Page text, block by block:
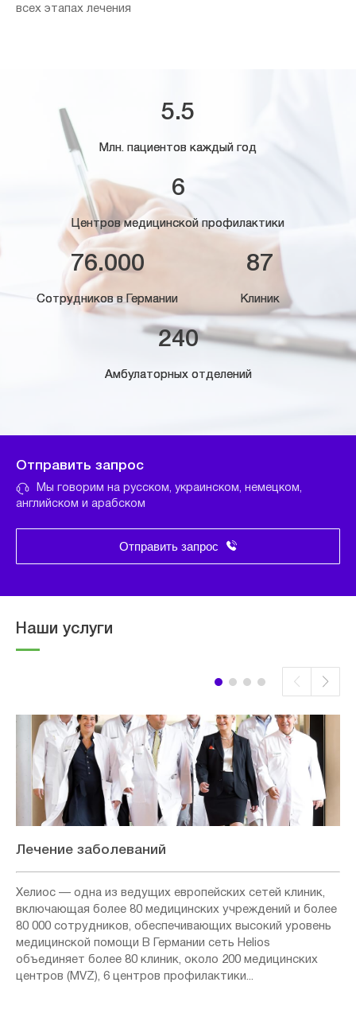
всех этапах лечения
5.5
Млн. пациентов каждый год
6
Центров медицинской профилактики
76.000
Сотрудников в Германии
87
Клиник
240
Амбулаторных отделений
Отправить запрос
Мы говорим на русском, украинском, немецком,
английском и арабском
Отправить запрос
Наши услуги
Лечение заболеваний
Хелиос — одна из ведущих европейских сетей клиник,
включающая более 80 медицинских учреждений и более
80 000 сотрудников, обеспечивающих высокий уровень
медицинской помощи В Германии сеть Helios
объединяет более 80 клиник, около 200 медицинских
центров (MVZ), 6 центров профилактики...